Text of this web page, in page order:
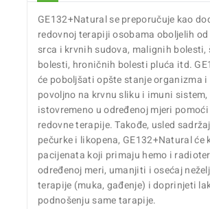
GE132+Natural se preporučuje kao
redovnoj terapiji osobama oboljelih
srca i krvnih sudova, malignih bolesti,
bolesti, hroničnih bolesti pluća itd.
će poboljšati opšte stanje organizma
povoljno na krvnu sliku i imuni sistem,
istovremeno u određenoj mjeri
redovne terapije. Takođe, usled
pečurke i likopena, GE132+Natural će
pacijenata koji primaju hemo i
određenoj meri, umanjiti i osećaj
terapije (muka, gađenje) i doprinjeti
podnošenju same tarapije.